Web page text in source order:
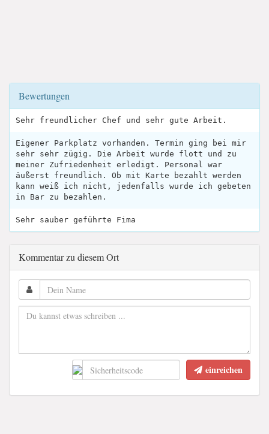
Bewertungen
Sehr freundlicher Chef und sehr gute Arbeit.
Eigener Parkplatz vorhanden. Termin ging bei mir
sehr sehr zügig. Die Arbeit wurde flott und zu
meiner Zufriedenheit erledigt. Personal war
äußerst freundlich. Ob mit Karte bezahlt werden
kann weiß ich nicht, jedenfalls wurde ich gebeten
in Bar zu bezahlen.
Sehr sauber geführte Fima
Kommentar zu diesem Ort
einreichen